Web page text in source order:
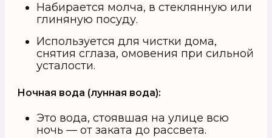
Набирается молча, в стеклянную или
глиняную посуду.
Используется для чистки дома,
снятия сглаза, омовения при сильной
усталости.
Ночная вода (лунная вода):
Это вода, стоявшая на улице всю
ночь — от заката до рассвета.